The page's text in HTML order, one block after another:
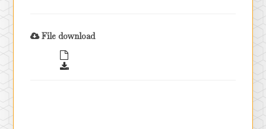
File download